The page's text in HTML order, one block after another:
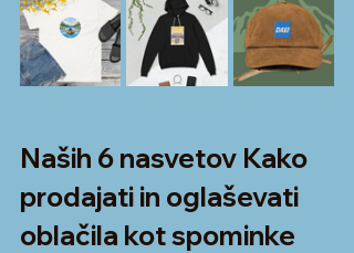
Naših 6 nasvetov Kako
prodajati in oglaševati
oblačila kot spominke